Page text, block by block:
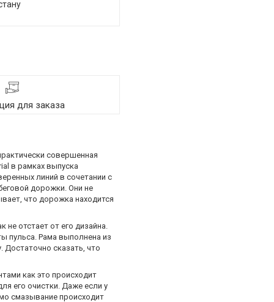
для заказа
совершенная
в рамках выпуска
линий в сочетании с
дорожки. Они не
что дорожка находится
отстает от его дизайна.
пульса. Рама выполнена из
сказать, что
как это происходит
его очистки. Даже если у
смазывание происходит